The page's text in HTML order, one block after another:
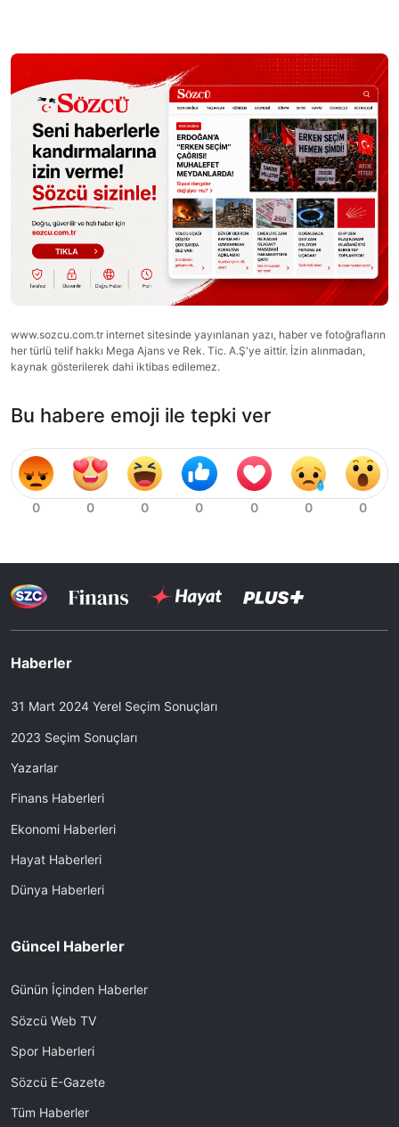
www.sozcu.com.tr internet sitesinde yayınlanan yazı, haber ve fotoğrafların
her türlü telif hakkı Mega Ajans ve Rek. Tic. A.Ş'ye aittir. İzin alınmadan,
kaynak gösterilerek dahi iktibas edilemez.
Bu habere emoji ile tepki ver
Haberler
31 Mart 2024 Yerel Seçim Sonuçları
2023 Seçim Sonuçları
Yazarlar
Finans Haberleri
Ekonomi Haberleri
Hayat Haberleri
Dünya Haberleri
Güncel Haberler
Günün İçinden Haberler
Sözcü Web TV
Spor Haberleri
Sözcü E-Gazete
Tüm Haberler